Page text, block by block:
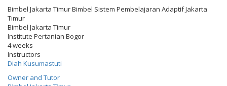
Bimbel Jakarta Timur Bimbel Sistem Pembelajaran Adaptif Jakarta
Timur
Bimbel Jakarta Timur
Institute Pertanian Bogor
4 weeks
Instructors
Diah Kusumastuti
Owner and Tutor